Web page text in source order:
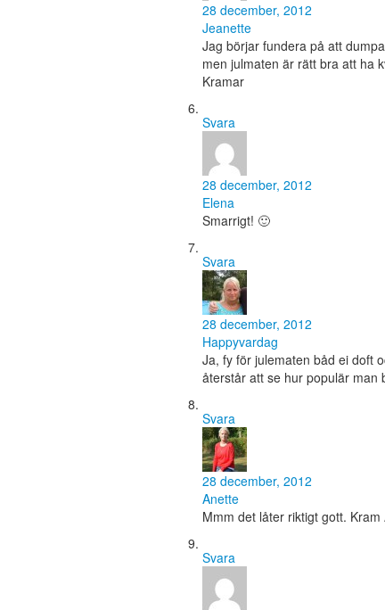
28 december, 2012
Jeanette
Jag börjar fundera på att
men julmaten är rätt bra att ha
Kramar
Svara
28 december, 2012
Elena
Smarrigt! 🙂
Svara
28 december, 2012
Happyvardag
Ja, fy för julematen båd ei doft
återstår att se hur populär
Svara
28 december, 2012
Anette
Mmm det låter riktigt gott. Kram
Svara